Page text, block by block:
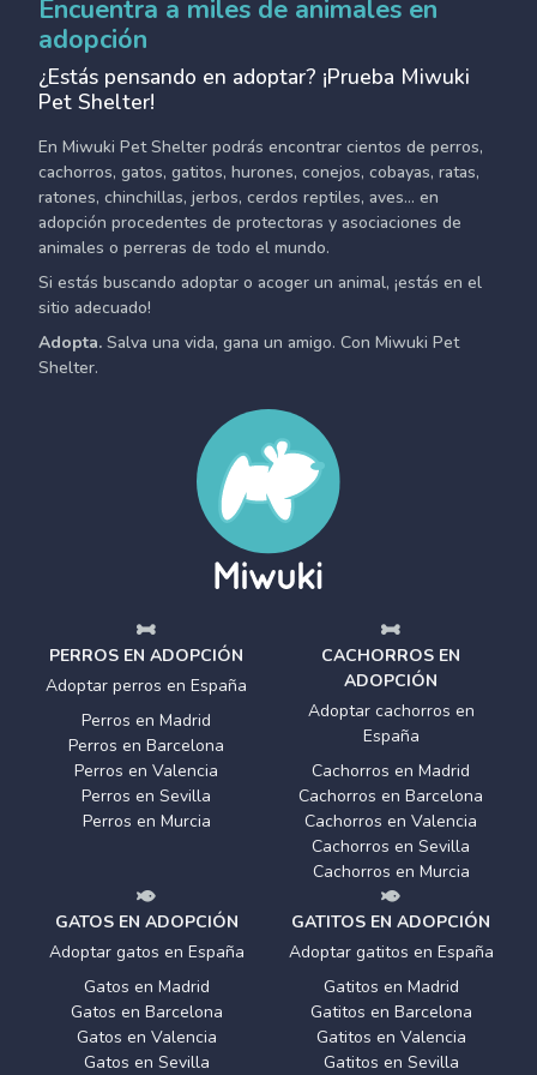
Encuentra a miles de animales en
adopción
¿Estás pensando en adoptar? ¡Prueba Miwuki
Pet Shelter!
En Miwuki Pet Shelter podrás encontrar cientos de perros,
cachorros, gatos, gatitos, hurones, conejos, cobayas, ratas,
ratones, chinchillas, jerbos, cerdos reptiles, aves... en
adopción procedentes de protectoras y asociaciones de
animales o perreras de todo el mundo.
Si estás buscando adoptar o acoger un animal, ¡estás en el
sitio adecuado!
Adopta. Salva una vida, gana un amigo. Con Miwuki Pet
Shelter.
PERROS EN ADOPCIÓN
Adoptar perros en España
Perros en Madrid
Perros en Barcelona
Perros en Valencia
Perros en Sevilla
Perros en Murcia
CACHORROS EN
ADOPCIÓN
Adoptar cachorros en
España
Cachorros en Madrid
Cachorros en Barcelona
Cachorros en Valencia
Cachorros en Sevilla
Cachorros en Murcia
GATOS EN ADOPCIÓN
Adoptar gatos en España
Gatos en Madrid
Gatos en Barcelona
Gatos en Valencia
Gatos en Sevilla
GATITOS EN ADOPCIÓN
Adoptar gatitos en España
Gatitos en Madrid
Gatitos en Barcelona
Gatitos en Valencia
Gatitos en Sevilla